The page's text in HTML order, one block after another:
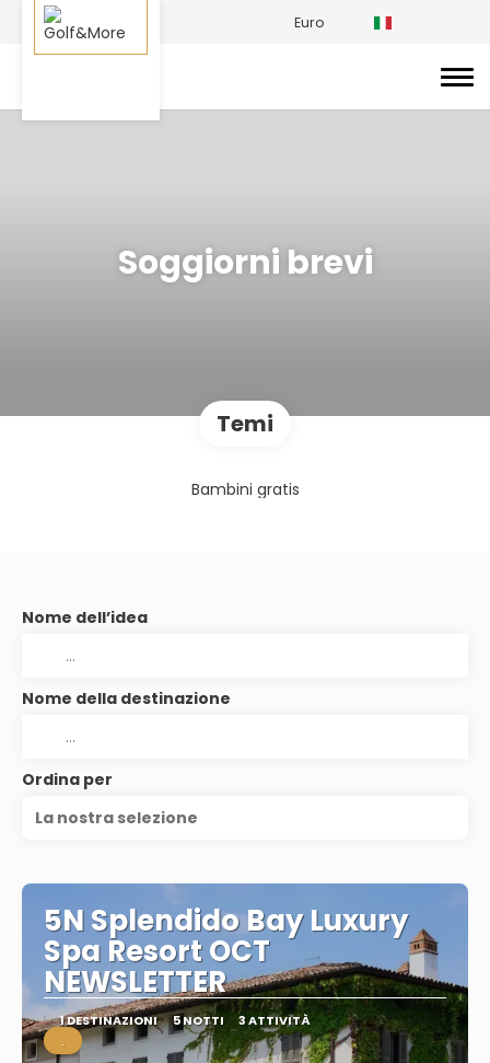
Euro
Soggiorni brevi
Temi
Bambini gratis
Nome dell’idea
Nome della destinazione
Ordina per
La nostra selezione
5N Splendido Bay Luxury
Spa Resort OCT
NEWSLETTER
1 DESTINAZIONI 5 NOTTI 3 ATTIVITÀ
.